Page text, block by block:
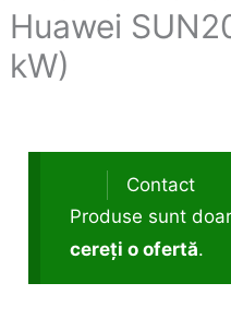
Huawei
kW)
Contact
Produse sunt
cereți o ofertă.